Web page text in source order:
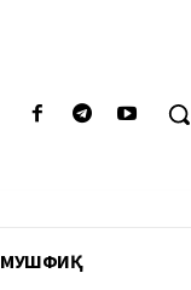
МУШФИҚӢ